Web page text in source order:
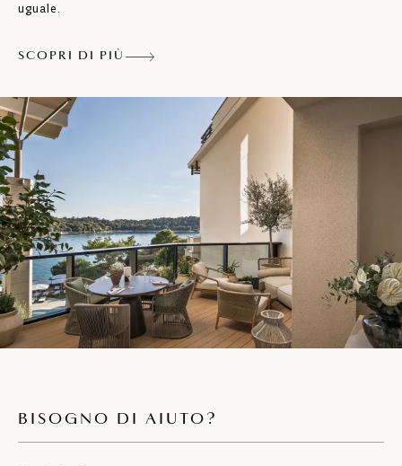
uguale.
SCOPRI DI PIÙ
BISOGNO DI AIUTO?